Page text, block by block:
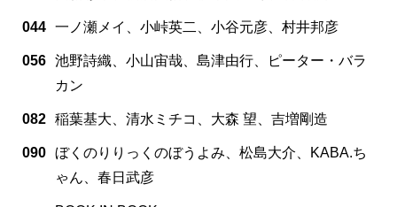
044 一ノ瀬メイ、小峠英二、小谷元彦、村井邦彦
056 池野詩織、小山宙哉、島津由行、ピーター・バラ
カン
082 稲葉基大、清水ミチコ、大森 望、吉増剛造
090 ぼくのりりっくのぼうよみ、松島大介、KABA.ち
ゃん、春日武彦